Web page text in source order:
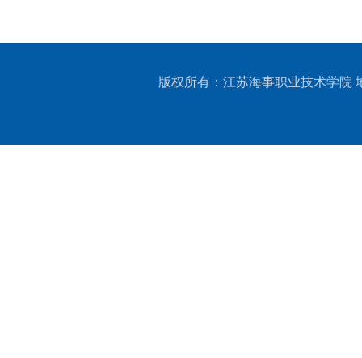
版权所有：江苏海事职业技术学院